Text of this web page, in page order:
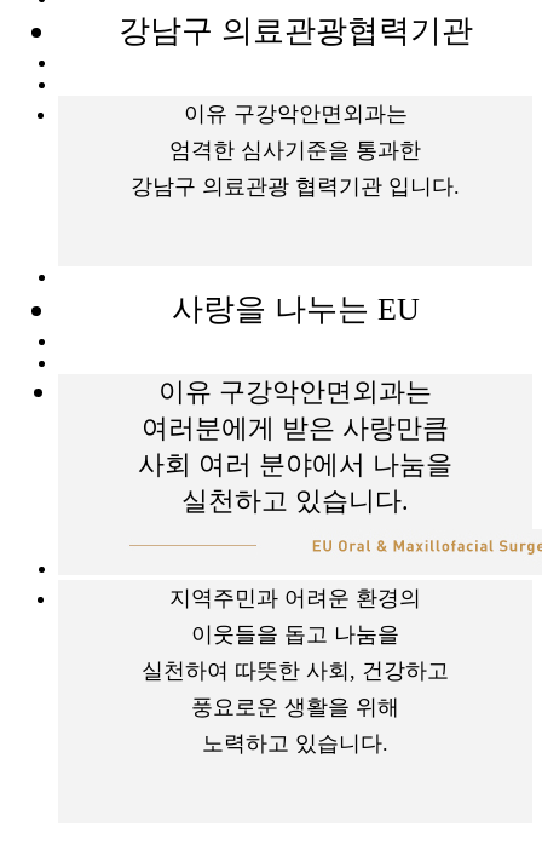
강남구 의료관광협력기관
이유 구강악안면외과는
엄격한 심사기준을 통과한
강남구 의료관광 협력기관 입니다.
사랑을 나누는 EU
이유 구강악안면외과는
여러분에게 받은 사랑만큼
사회 여러 분야에서 나눔을
실천하고 있습니다.
지역주민과 어려운 환경의
이웃들을 돕고 나눔을
실천하여 따뜻한 사회, 건강하고
풍요로운 생활을 위해
노력하고 있습니다.